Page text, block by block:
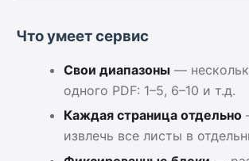
Что умеет сервис
Свои диапазоны —
одного PDF: 1–5, 6–10 и т.д.
Каждая страница отдельно
извлечь все листы в